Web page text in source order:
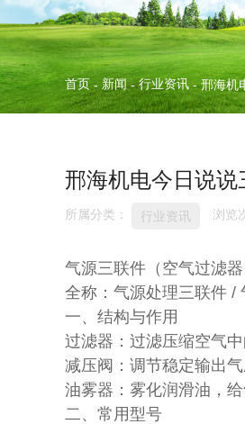
首页-新闻 -行业资讯 -邢海机
邢海机电今日说
所属分类： 行业资讯 浏览
气源三联件（空气过滤
全称：气源处理三联件 /
一、结构与作用
过滤器：过滤压缩空气
减压阀：调节稳定输出
油雾器：雾化润滑油，
二、常用型号